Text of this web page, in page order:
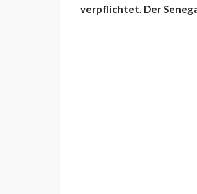
verpflichtet. Der